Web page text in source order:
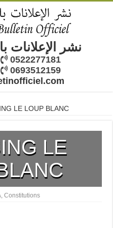
نشر الإعلانات
0522277181
0693512159
LE LOUP BLANC
LE
,Constitutions